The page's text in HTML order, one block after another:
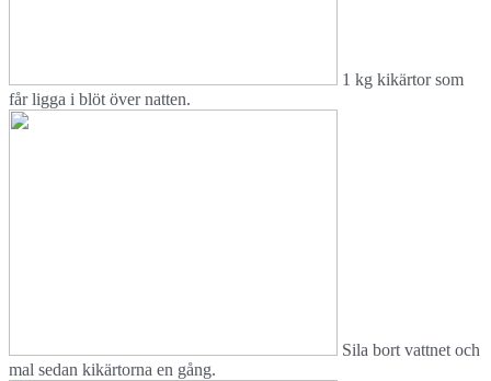
1 kg kikärtor som
får ligga i blöt över natten.
Sila bort vattnet och
mal sedan kikärtorna en gång.